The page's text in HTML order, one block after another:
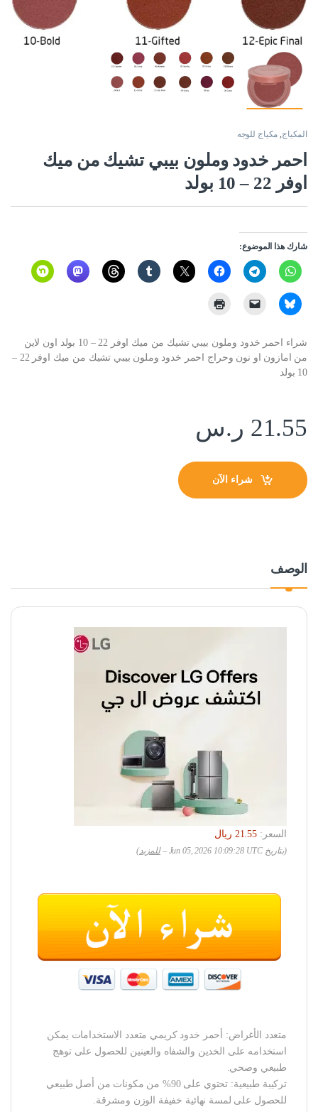
المكياج, مكياج للوجه
احمر خدود وملون بيبي تشيك من ميك
اوفر 22 – 10 بولد
شارك هذا الموضوع:
شراء احمر خدود وملون بيبي تشيك من ميك اوفر 22 – 10 بولد اون لاين
من امازون او نون وحراج احمر خدود وملون بيبي تشيك من ميك اوفر 22 –
10 بولد
21.55 ر.س
شراء الآن
الوصف
السعر:
‏21.55 ريال
(بتاريخ Jun 05, 2026 10:09:28 UTC – للمزيد)
متعدد الأغراض: أحمر خدود كريمي متعدد الاستخدامات يمكن
استخدامه على الخدين والشفاه والعينين للحصول على توهج
طبيعي وصحي.
تركيبة طبيعية: تحتوي على 90% من مكونات من أصل طبيعي
للحصول على لمسة نهائية خفيفة الوزن ومشرقة.